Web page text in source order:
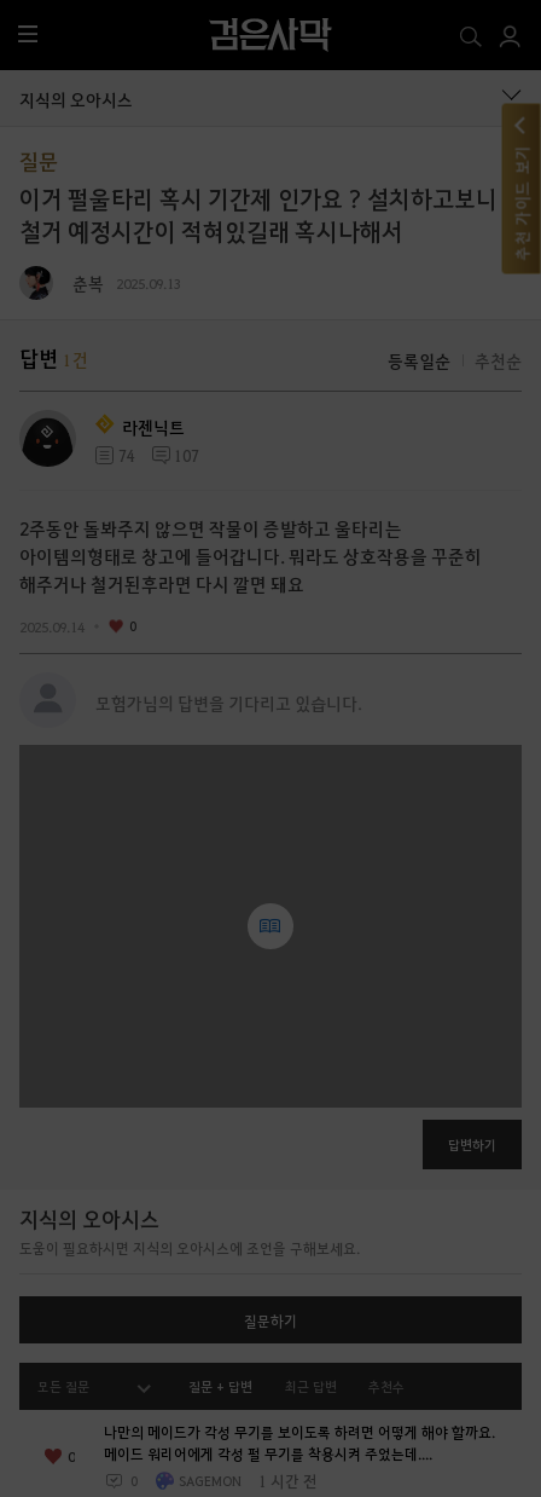
전
체
메
지식의 오아시스
질문
이거 펄울타리 혹시 기간제 인가요 ? 설치하고보니
철거 예정시간이 적혀있길래 혹시나해서
춘복 2025.09.13
답변 1 건 등록일순 추천순
라젠닉트
74 107
2주동안 돌봐주지 않으면 작물이 증발하고 울타리는
아이템의형태로 창고에 들어갑니다. 뭐라도 상호작용을 꾸준히
해주거나 철거된후라면 다시 깔면 돼요
2025.09.14 0
로
그
능
지
로
그
인
페
이
지
로
모험가님의 답변을 기다리고 있습니다.
답변하기
지식의 오아시스
도움이 필요하시면 지식의 오아시스에 조언을 구해보세요.
질문하기
질문 + 답변 최근 답변 추천수
모든 질문
0
나만의 메이드가 각성 무기를 보이도록 하려면 어떻게 해야 할까요.
메이드 워리어에게 각성 펄 무기를 착용시켜 주었는데....
0 SAGEMON 1 시간 전
추천 가이드 보기